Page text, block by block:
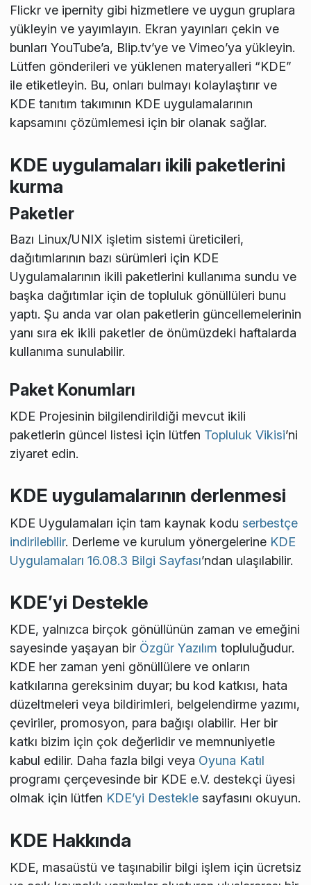
Flickr ve ipernity gibi hizmetlere ve uygun gruplara
yükleyin ve yayımlayın. Ekran yayınları çekin ve
bunları YouTube’a, Blip.tv’ye ve Vimeo’ya yükleyin.
Lütfen gönderileri ve yüklenen materyalleri “KDE”
ile etiketleyin. Bu, onları bulmayı kolaylaştırır ve
KDE tanıtım takımının KDE uygulamalarının
kapsamını çözümlemesi için bir olanak sağlar.
KDE uygulamaları ikili paketlerini
kurma
Paketler
Bazı Linux/UNIX işletim sistemi üreticileri,
dağıtımlarının bazı sürümleri için KDE
Uygulamalarının ikili paketlerini kullanıma sundu ve
başka dağıtımlar için de topluluk gönüllüleri bunu
yaptı. Şu anda var olan paketlerin güncellemelerinin
yanı sıra ek ikili paketler de önümüzdeki haftalarda
kullanıma sunulabilir.
Paket Konumları
KDE Projesinin bilgilendirildiği mevcut ikili
paketlerin güncel listesi için lütfen Topluluk Vikisi’ni
ziyaret edin.
KDE uygulamalarının derlenmesi
KDE Uygulamaları için tam kaynak kodu serbestçe
indirilebilir. Derleme ve kurulum yönergelerine KDE
Uygulamaları 16.08.3 Bilgi Sayfası’ndan ulaşılabilir.
KDE’yi Destekle
KDE, yalnızca birçok gönüllünün zaman ve emeğini
sayesinde yaşayan bir Özgür Yazılım topluluğudur.
KDE her zaman yeni gönüllülere ve onların
katkılarına gereksinim duyar; bu kod katkısı, hata
düzeltmeleri veya bildirimleri, belgelendirme yazımı,
çeviriler, promosyon, para bağışı olabilir. Her bir
katkı bizim için çok değerlidir ve memnuniyetle
kabul edilir. Daha fazla bilgi veya Oyuna Katıl
programı çerçevesinde bir KDE e.V. destekçi üyesi
olmak için lütfen KDE’yi Desteklesayfasını okuyun.
KDE Hakkında
KDE, masaüstü ve taşınabilir bilgi işlem için ücretsiz